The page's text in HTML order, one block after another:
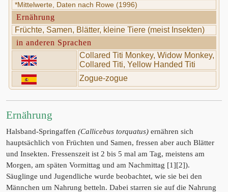
*Mittelwerte, Daten nach Rowe (1996)
Ernährung
Früchte, Samen, Blätter, kleine Tiere (meist Insekten)
in anderen Sprachen
Collared Titi Monkey, Widow Monkey,
Collared Titi, Yellow Handed Titi
Zogue-zogue
Ernährung
Halsband-Springaffen (Callicebus torquatus) ernähren sich
hauptsächlich von Früchten und Samen, fressen aber auch Blätter
und Insekten. Fressenszeit ist 2 bis 5 mal am Tag, meistens am
Morgen, am späten Vormittag und am Nachmittag [1][2]).
Säuglinge und Jugendliche wurde beobachtet, wie sie bei den
Männchen um Nahrung betteln. Dabei starren sie auf die Nahrung